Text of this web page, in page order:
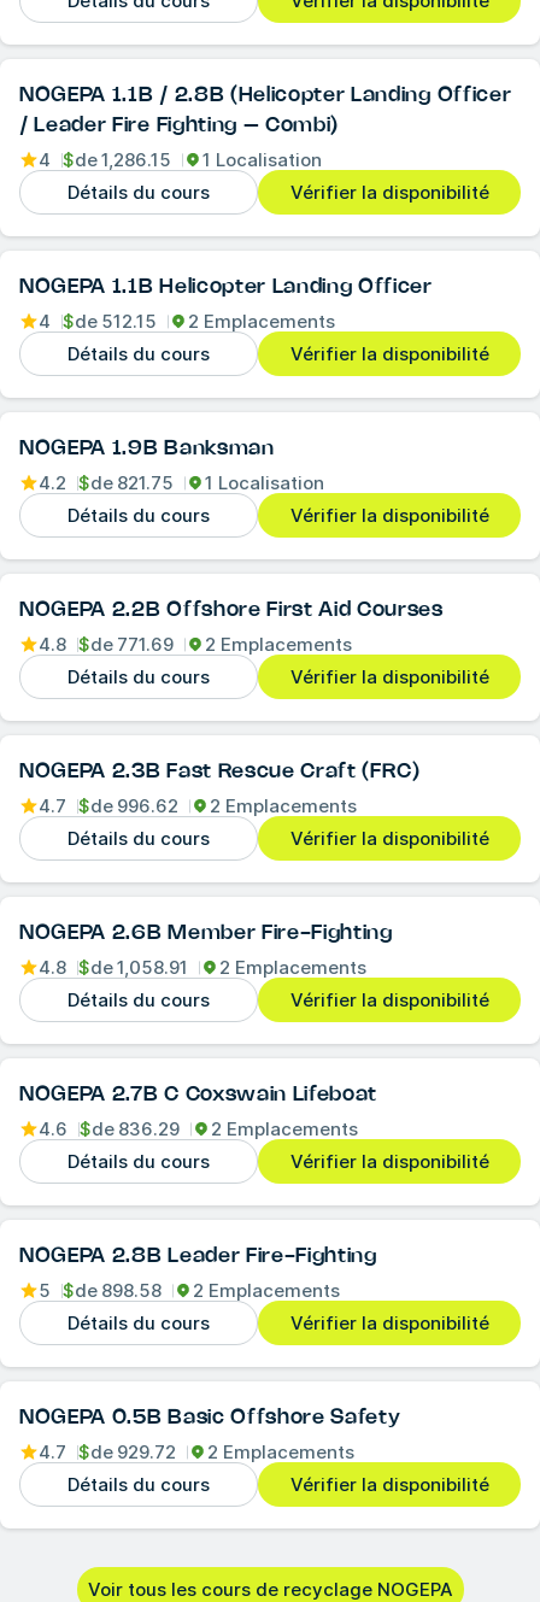
NOGEPA 1.1B / 2.8B (Helicopter Landing Officer
/ Leader Fire Fighting – Combi)
4 $de1,286.15
1 Localisation
Détails du cours
Vérifier la disponibilité
NOGEPA 1.1B Helicopter Landing Officer
4 $de 512.15
2 Emplacements
Détails du cours
Vérifier la disponibilité
NOGEPA 1.9B Banksman
4.2 $de 821.75
1 Localisation
Détails du cours
Vérifier la disponibilité
NOGEPA 2.2B Offshore First Aid Courses
4.8 $de 771.69
2 Emplacements
Détails du cours
Vérifier la disponibilité
NOGEPA 2.3B Fast Rescue Craft (FRC)
4.7 $de 996.62
2 Emplacements
Détails du cours
Vérifier la disponibilité
NOGEPA 2.6B Member Fire-Fighting
4.8 $de1,058.91
2 Emplacements
Détails du cours
Vérifier la disponibilité
NOGEPA 2.7B C Coxswain Lifeboat
4.6 $de 836.29
2 Emplacements
Détails du cours
Vérifier la disponibilité
NOGEPA 2.8B Leader Fire-Fighting
5 $de 898.58
2 Emplacements
Détails du cours
Vérifier la disponibilité
NOGEPA 0.5B Basic Offshore Safety
4.7 $de 929.72
2 Emplacements
Détails du cours
Vérifier la disponibilité
Voir tous les cours de recyclage NOGEPA